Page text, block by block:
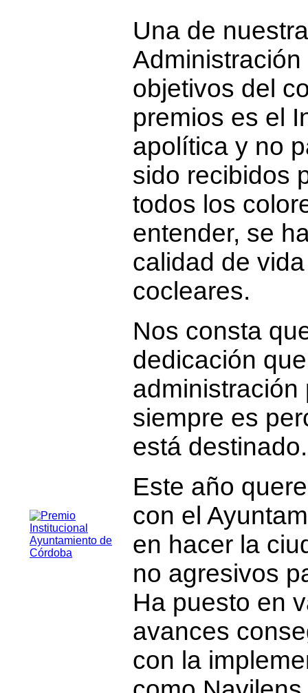
Una de
objetivos del
premios es el
apolítica y no
sido recibidos
todos los
entender, se
calidad de
cocleares.
Nos consta
dedicación
administración
siempre es
está destinado.
Este año
con el
en hacer la
no agresivos
Ha puesto en
avances
con la